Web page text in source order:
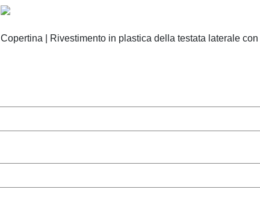
Copertina | Rivestimento in plastica della testata laterale